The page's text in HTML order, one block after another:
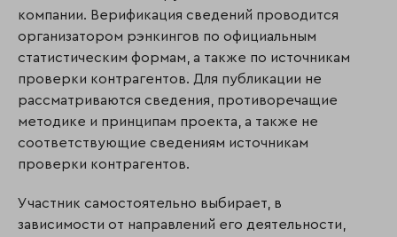
компании. Верификация сведений проводится
организатором рэнкингов по официальным
статистическим формам, а также по источникам
проверки контрагентов. Для публикации не
рассматриваются сведе­ния, противоречащие
методике и принципам проекта, а также не
соответствующие сведениям источникам
проверки контрагентов.
Участник самостоятельно выбирает, в
зависимости от направлений его деятельности,